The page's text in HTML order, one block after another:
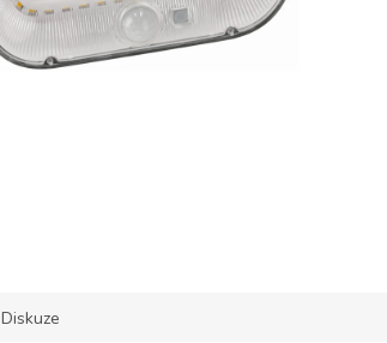
Diskuze